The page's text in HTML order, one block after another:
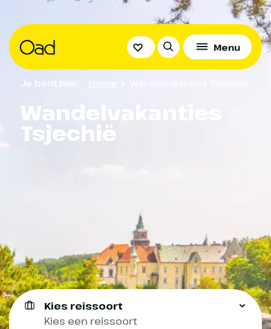
Menu
Wandelvakanties
Tsjechië
Je bent hier:
Kies reissoort
Kies een reissoort